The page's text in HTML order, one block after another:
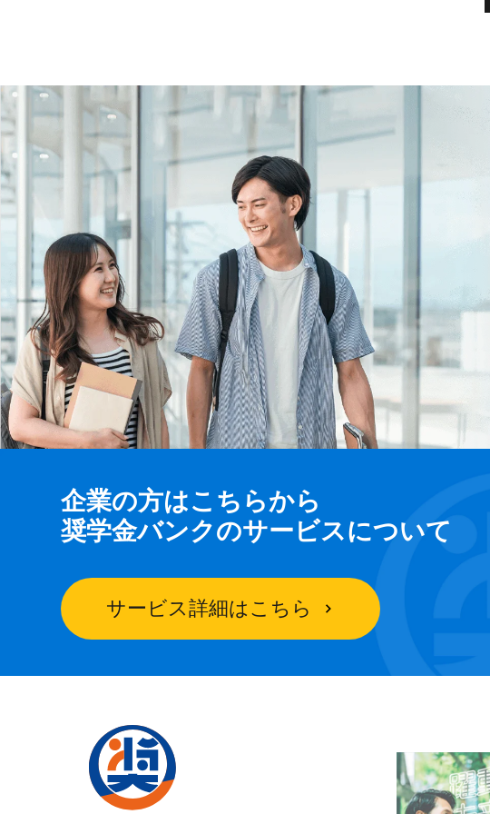
企業の方はこちらから
奨学金バンクのサービスについて
サービス詳細はこちら